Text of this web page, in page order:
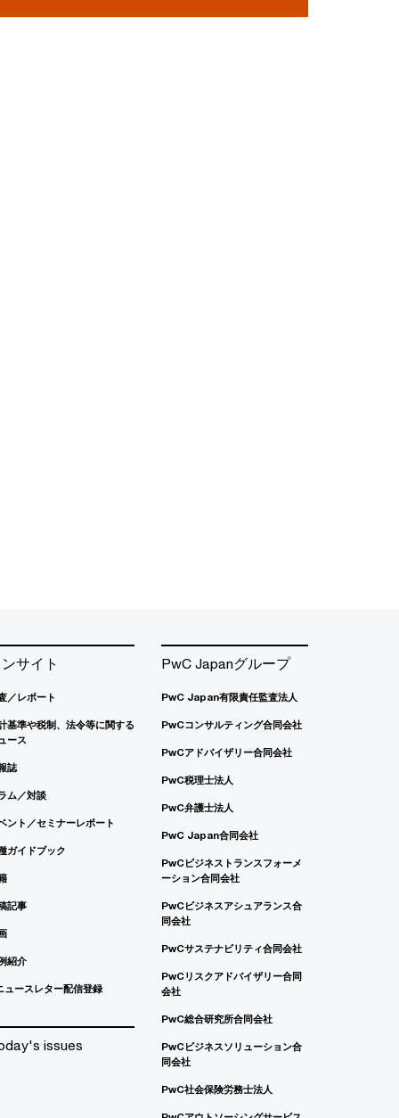
サイト
／レポート
基準や税制、法令等に関する
ース
誌
ム／対談
ント／セミナーレポート
ガイドブック
記事
紹介
ュースレター配信登録
issues
PwC Japanグループ
PwC Japan有限責任監査法人
PwCコンサルティング合同会社
PwCアドバイザリー合同会社
PwC税理士法人
PwC弁護士法人
PwC Japan合同会社
PwCビジネストランスフォーメ
ーション合同会社
PwCビジネスアシュアランス合
同会社
PwCサステナビリティ合同会社
PwCリスクアドバイザリー合同
会社
PwC総合研究所合同会社
PwCビジネスソリューション合
同会社
PwC社会保険労務士法人